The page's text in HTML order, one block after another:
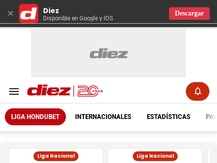
× Diez
Disponible en Google y IOS
Descargar
LIGA HONDUBET INTERNACIONALES ESTADÍSTICAS
Liga Nacional Liga Nacional